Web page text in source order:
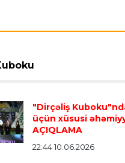
uduzdu, ÇSKA-dan
23:14 06.08.2026
Pato İngiltərə klubunun
"Dirçəliş
üçün xüsusi
AÇIQLAMA
22:44 10.06.2026